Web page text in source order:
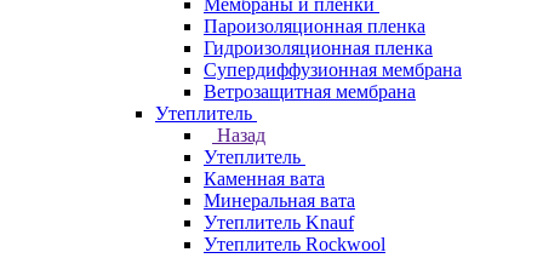
Мембраны и пленки
Пароизоляционная пленка
Гидроизоляционная пленка
Супердиффузионная мембрана
Ветрозащитная мембрана
Утеплитель
Назад
Утеплитель
Каменная вата
Минеральная вата
Утеплитель Knauf
Утеплитель Rockwool